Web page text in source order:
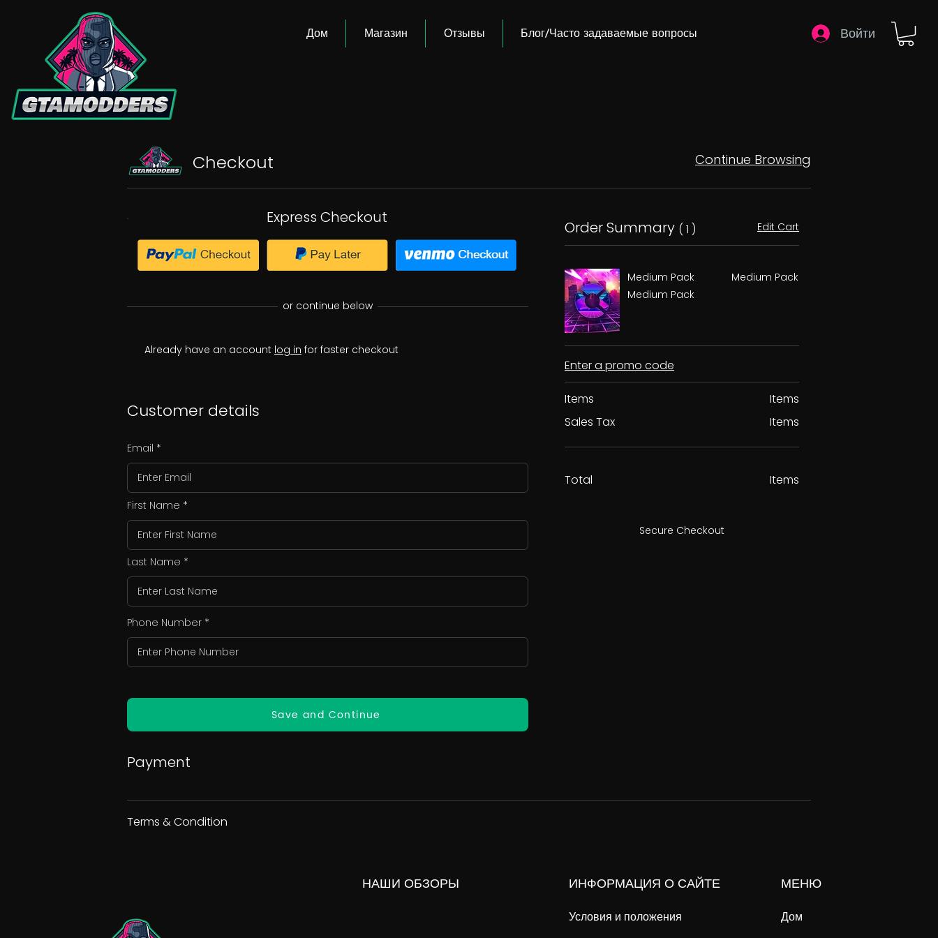
Дом Магазин Отзывы Блог/Часто задаваемые вопросы Войти
Checkout Continue Browsing
Express Checkout
or continue below
Already have an account log in for faster checkout
Customer details
Email
First Name
Last Name
Phone Number
Save and Continue
Order Summary ( 1 ) Edit Cart
Medium Pack
Medium Pack
Medium Pack
Enter a promo code
Items
Sales Tax
Items
Items
Total Items
Secure Checkout
Payment
Terms & Condition
НАШИ ОБЗОРЫ ИНФОРМАЦИЯ О САЙТЕ
Условия и положения
МЕНЮ
Дом